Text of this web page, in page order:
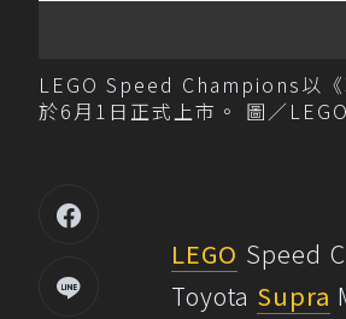
LEGO Speed Champions以
於6月1日正式上市。 圖／
LEGO Speed
Toyota Supra